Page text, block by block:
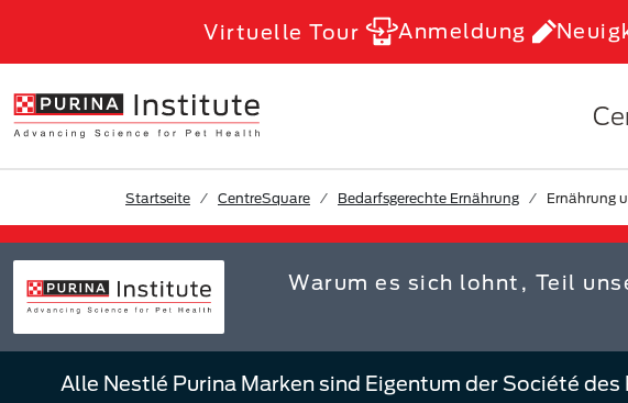
Virtuelle Tour Anmeldung
Startseite CentreSquare Bedarfsgerechte Ernährung Ernährung
Warum es sich lohnt, Teil
Alle Nestlé Purina Marken sind Eigentum der Société